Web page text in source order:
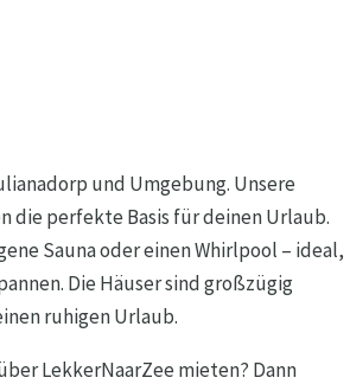
und Umgebung. Unsere
perfekte Basis für deinen Urlaub.
Sauna oder einen Whirlpool – ideal,
Die Häuser sind großzügig
ruhigen Urlaub.
LekkerNaarZee mieten? Dann